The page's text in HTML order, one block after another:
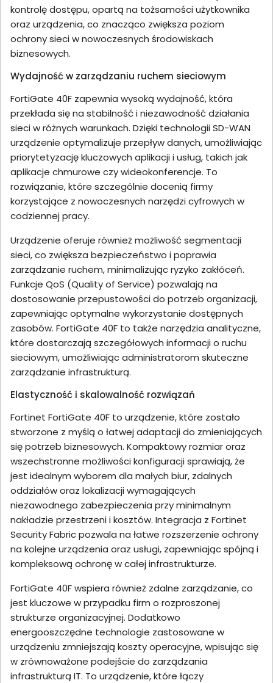
kontrolę dostępu, opartą na tożsamości użytkownika
oraz urządzenia, co znacząco zwiększa poziom
ochrony sieci w nowoczesnych środowiskach
biznesowych.
Wydajność w zarządzaniu ruchem sieciowym
FortiGate 40F zapewnia wysoką wydajność, która
przekłada się na stabilność i niezawodność działania
sieci w różnych warunkach. Dzięki technologii SD-WAN
urządzenie optymalizuje przepływ danych, umożliwiając
priorytetyzację kluczowych aplikacji i usług, takich jak
aplikacje chmurowe czy wideokonferencje. To
rozwiązanie, które szczególnie docenią firmy
korzystające z nowoczesnych narzędzi cyfrowych w
codziennej pracy.
Urządzenie oferuje również możliwość segmentacji
sieci, co zwiększa bezpieczeństwo i poprawia
zarządzanie ruchem, minimalizując ryzyko zakłóceń.
Funkcje QoS (Quality of Service) pozwalają na
dostosowanie przepustowości do potrzeb organizacji,
zapewniając optymalne wykorzystanie dostępnych
zasobów. FortiGate 40F to także narzędzia analityczne,
które dostarczają szczegółowych informacji o ruchu
sieciowym, umożliwiając administratorom skuteczne
zarządzanie infrastrukturą.
Elastyczność i skalowalność rozwiązań
Fortinet FortiGate 40F to urządzenie, które zostało
stworzone z myślą o łatwej adaptacji do zmieniających
się potrzeb biznesowych. Kompaktowy rozmiar oraz
wszechstronne możliwości konfiguracji sprawiają, że
jest idealnym wyborem dla małych biur, zdalnych
oddziałów oraz lokalizacji wymagających
niezawodnego zabezpieczenia przy minimalnym
nakładzie przestrzeni i kosztów. Integracja z Fortinet
Security Fabric pozwala na łatwe rozszerzenie ochrony
na kolejne urządzenia oraz usługi, zapewniając spójną i
kompleksową ochronę w całej infrastrukturze.
FortiGate 40F wspiera również zdalne zarządzanie, co
jest kluczowe w przypadku firm o rozproszonej
strukturze organizacyjnej. Dodatkowo
energooszczędne technologie zastosowane w
urządzeniu zmniejszają koszty operacyjne, wpisując się
w zrównoważone podejście do zarządzania
infrastrukturą IT. To urządzenie, które łączy